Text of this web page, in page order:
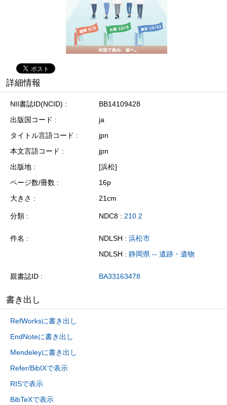
詳細情報
NII書誌ID(NCID)
BB14109428
出版国コード
ja
タイトル言語コード
jpn
本文言語コード
jpn
出版地
[浜松]
ページ数/冊数
16p
大きさ
21cm
分類 NDC8 : 210.2
件名 NDLSH : 浜松市
NDLSH : 静岡県 -- 遺跡・遺物
親書誌ID BA33163478
書き出し
RefWorksに書き出し
EndNoteに書き出し
Mendeleyに書き出し
Refer/BibIXで表示
RISで表示
BibTeXで表示